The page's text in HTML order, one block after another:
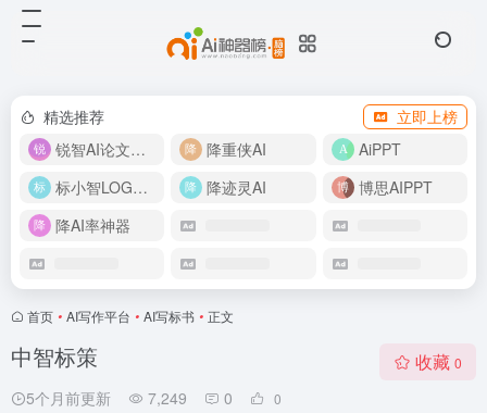
精选推荐
立即上榜
锐智AI论文生成
降重侠AI
AiPPT
标小智LOGO设计
降迹灵AI
博思AIPPT
降AI率神器
首页 • AI写作平台 • AI写标书 • 正文
中智标策
5个月前更新 7,249 0 0
收藏 0